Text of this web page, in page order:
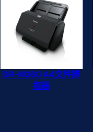
DR-M260 A4文件掃
描器